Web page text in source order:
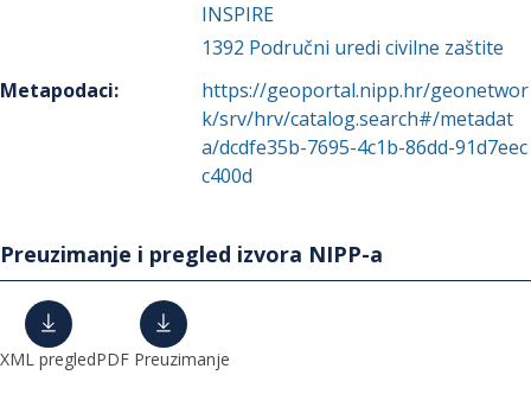
INSPIRE
1392 Područni uredi civilne zaštite
Metapodaci:
https://geoportal.nipp.hr/geonetwor
k/srv/hrv/catalog.search#/metadat
a/dcdfe35b-7695-4c1b-86dd-91d7eec
c400d
Preuzimanje i pregled izvora NIPP-a
XML pregledPDF Preuzimanje